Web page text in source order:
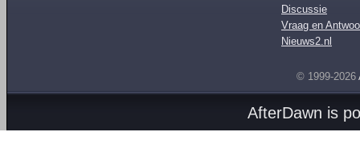
Discussie
Vraag en
Nieuws2.nl
© 1999-2026
AfterDawn is